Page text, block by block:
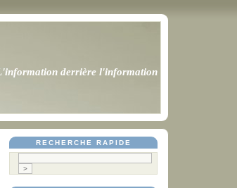
derrière l'information
RECHERCHE RAPIDE